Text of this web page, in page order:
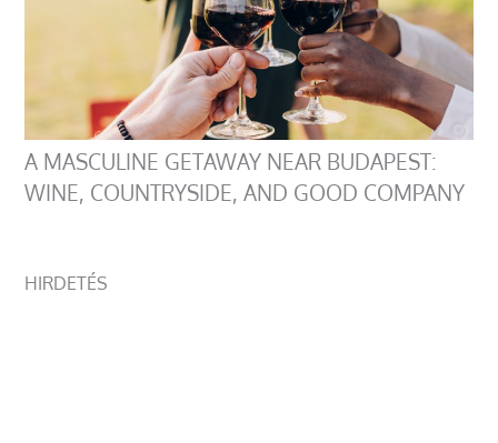
A MASCULINE GETAWAY NEAR BUDAPEST:
WINE, COUNTRYSIDE, AND GOOD COMPANY
HIRDETÉS